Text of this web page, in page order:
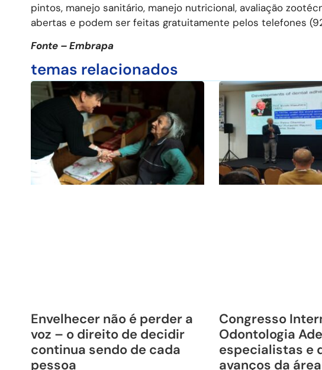
pintos, manejo sanitário, manejo nutricional, avaliação
abertas e podem ser feitas gratuitamente pelos telefones
Fonte – Embrapa
temas relacionados
Envelhecer não é perder a
voz – o direito de decidir
continua sendo de cada
pessoa
Congresso
Odontologia
especialistas e
avanços da área